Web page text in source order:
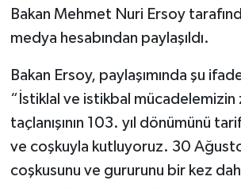
Bakan Mehmet Nuri Ersoy
medya hesabından paylaşıldı.
Bakan Ersoy, paylaşımında şu
“İstiklal ve istikbal mücadelemizin
taçlanışının 103. yıl dönümünü
ve coşkuyla kutluyoruz. 30
coşkusunu ve gururunu bir kez